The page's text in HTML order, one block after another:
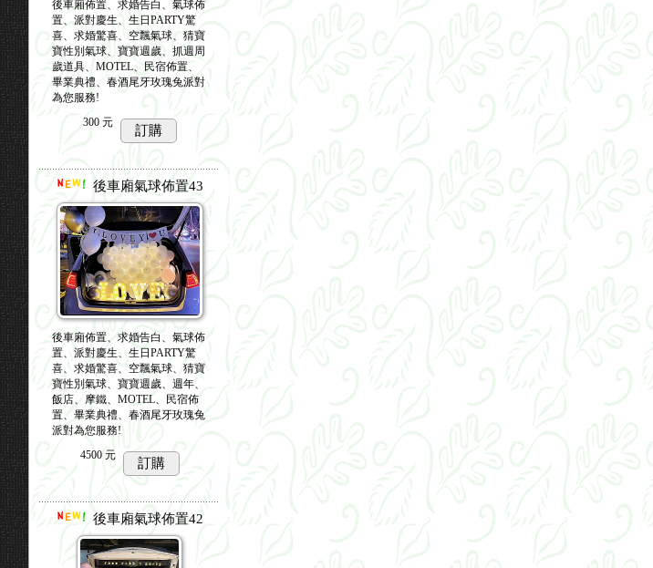
後車廂佈置、求婚告白、氣球佈
置、派對慶生、生日PARTY驚
喜、求婚驚喜、空飄氣球、猜寶
寶性別氣球、寶寶週歲、抓週周
歲道具、MOTEL、民宿佈置、
畢業典禮、春酒尾牙玫瑰兔派對
為您服務!
300元
訂購
後車廂氣球佈置43
後車廂佈置、求婚告白、氣球佈
置、派對慶生、生日PARTY驚
喜、求婚驚喜、空飄氣球、猜寶
寶性別氣球、寶寶週歲、週年、
飯店、摩鐵、MOTEL、民宿佈
置、畢業典禮、春酒尾牙玫瑰兔
派對為您服務!
4500元
訂購
後車廂氣球佈置42